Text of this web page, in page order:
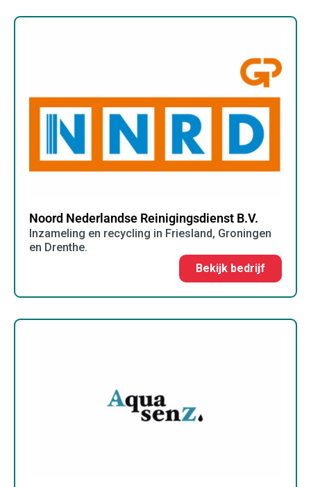
Noord Nederlandse Reinigingsdienst B.V.
Inzameling en recycling in Friesland, Groningen
en Drenthe.
Bekijk bedrijf